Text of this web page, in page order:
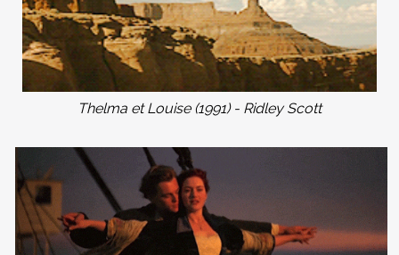
Thelma et Louise (1991) - Ridley Scott